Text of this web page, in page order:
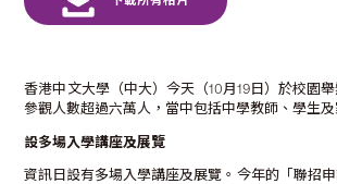
香港中文大學（中大）今天（10月19日）於校園
參觀人數超過六萬人，當中包括中學教師、學生及
設多場入學講座及展覽
資訊日設有多場入學講座及展覽。今年的「聯招